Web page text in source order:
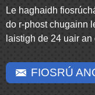
Le haghaidh
do r-phost chugainn
laistigh de 24 uair an
FIOSRÚ